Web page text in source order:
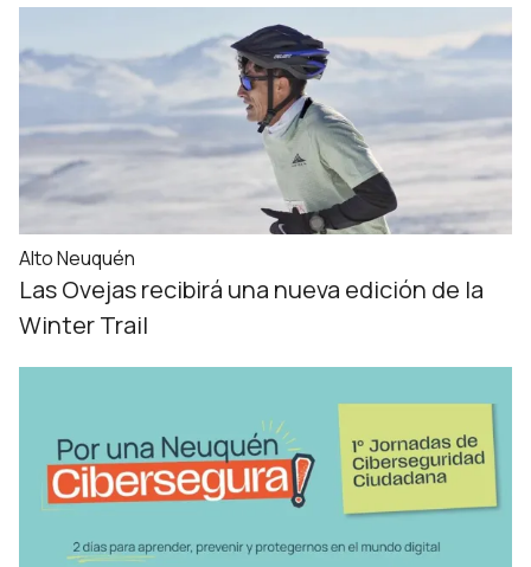
Alto Neuquén
Las Ovejas recibirá una nueva edición de la
Winter Trail